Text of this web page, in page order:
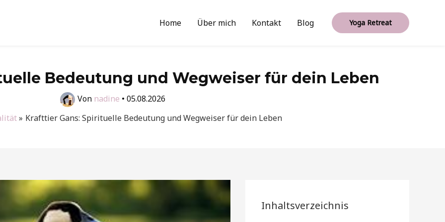
Home Über mich Kontakt Blog Yoga Retreat
Bedeutung und Wegweiser für dein Leben
Von nadine • 05.08.2026
Krafttier Gans: Spirituelle Bedeutung und Wegweiser für dein Leben
Inhaltsverzeichnis